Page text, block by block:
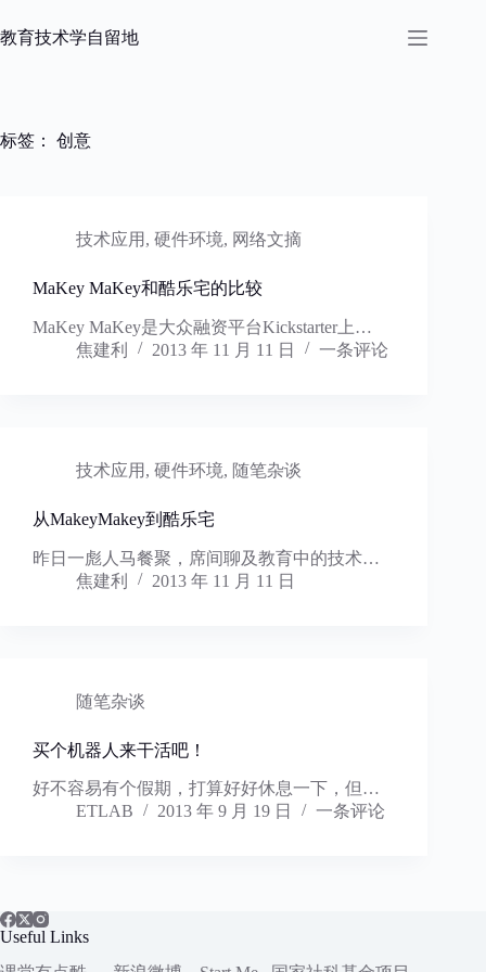
过
教育技术学自留地
标签： 创意
技术应用 , 硬件环境, 网络文摘
MaKey MaKey和酷乐宅的比较
MaKey MaKey是大众融资平台Kickstarter上…
焦建利
2013 年 11 月 11 日 一条评论
技术应用 , 硬件环境, 随笔杂谈
从MakeyMakey到酷乐宅
昨日一彪人马餐聚，席间聊及教育中的技术…
焦建利
2013 年 11 月 11 日
随笔杂谈
买个机器人来干活吧！
好不容易有个假期，打算好好休息一下，但…
ETLAB
2013 年 9 月 19 日 一条评论
Useful Links